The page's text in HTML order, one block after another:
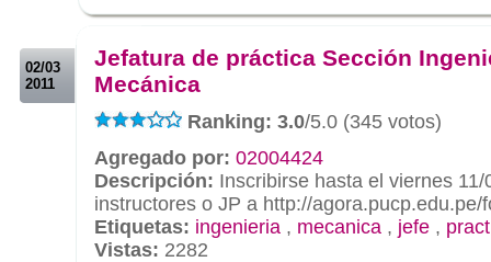
02/03
2011
Jefatura de práctica Sección
Mecánica
Ranking: 3.0/5.0 (345 votos)
Agregado por: 02004424
Descripción: Inscribirse hasta el viernes
instructores o JP a http://agora.pucp.edu.pe/
Etiquetas: ingenieria , mecanica , jefe ,
Vistas: 2282